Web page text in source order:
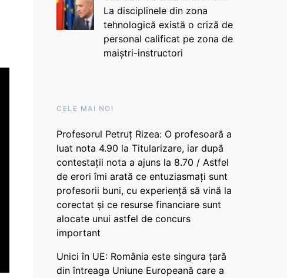
La disciplinele din zona
tehnologică există o criză de
personal calificat pe zona de
maiștri-instructori
CELE MAI NOI
Profesorul Petruț Rizea: O profesoară a
luat nota 4.90 la Titularizare, iar după
contestații nota a ajuns la 8.70 / Astfel
de erori îmi arată ce entuziasmați sunt
profesorii buni, cu experiență să vină la
corectat și ce resurse financiare sunt
alocate unui astfel de concurs
important
Unici în UE: România este singura țară
din întreaga Uniune Europeană care a